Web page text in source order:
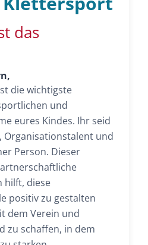
das
die wichtigste
und
eures Kindes. Ihr seid
Organisationstalent und
Person. Dieser
hilft, diese
positiv zu gestalten
dem Verein und
zu schaffen, in dem